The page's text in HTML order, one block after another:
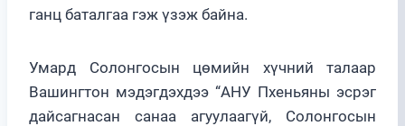
ганц баталгаа гэж үзэж байна.
Умард Солонгосын цөмийн хүчний талаар
Вашингтон мэдэгдэхдээ “АНУ Пхеньяны эсрэг
дайсагнасан санаа агуулаагүй, Солонгосын